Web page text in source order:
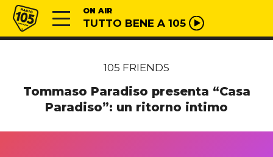
Vai al contenuto
Radio 105 ON AIR
TUTTO BENE A 105
105 FRIENDS
Tommaso Paradiso presenta “Casa
Paradiso”: un ritorno intimo